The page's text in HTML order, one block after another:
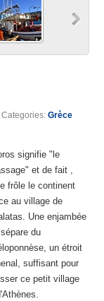
Categories:Grèce
signifie "le
et de fait ,
frôle le continent
au village de
Une enjambée
sépare du
un étroit
suffisant pour
ce petit village